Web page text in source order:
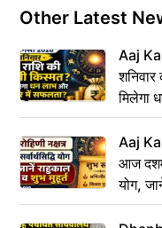
Other Latest
Aaj
मिलेगा
Aaj
आज
योग,